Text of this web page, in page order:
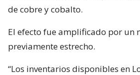
de cobre y cobalto.
El efecto fue amplificado por un
previamente estrecho.
“Los inventarios disponibles en